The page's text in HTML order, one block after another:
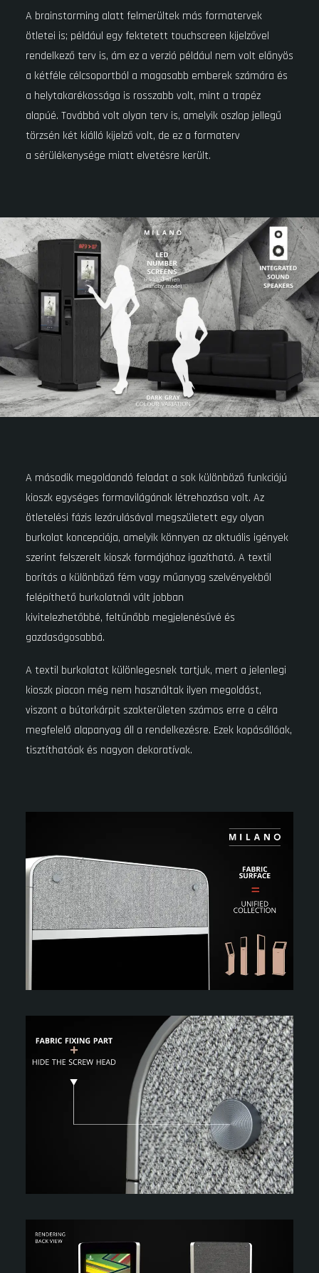
A brainstorming alatt felmerültek más formatervek
ötletei is; például egy fektetett touchscreen kijelzővel
rendelkező terv is, ám ez a verzió például nem volt előnyös
a kétféle célcsoportból a magasabb emberek számára és
a helytakarékossága is rosszabb volt, mint a trapéz
alapúé. Továbbá volt olyan terv is, amelyik oszlop jellegű
törzsén két kiálló kijelző volt, de ez a formaterv
a sérülékenysége miatt elvetésre került.
A második megoldandó feladat a sok különböző funkciójú
kioszk egységes formavilágának létrehozása volt. Az
ötletelési fázis lezárulásával megszületett egy olyan
burkolat koncepciója, amelyik könnyen az aktuális igények
szerint felszerelt kioszk formájához igazítható. A textil
borítás a különböző fém vagy műanyag szelvényekből
felépíthető burkolatnál vált jobban
kivitelezhetőbbé, feltűnőbb megjelenésűvé és
gazdaságosabbá.
A textil burkolatot különlegesnek tartjuk, mert a jelenlegi
kioszk piacon még nem használtak ilyen megoldást,
viszont a bútorkárpit szakterületen számos erre a célra
megfelelő alapanyag áll a rendelkezésre. Ezek kopásállóak,
tisztíthatóak és nagyon dekoratívak.